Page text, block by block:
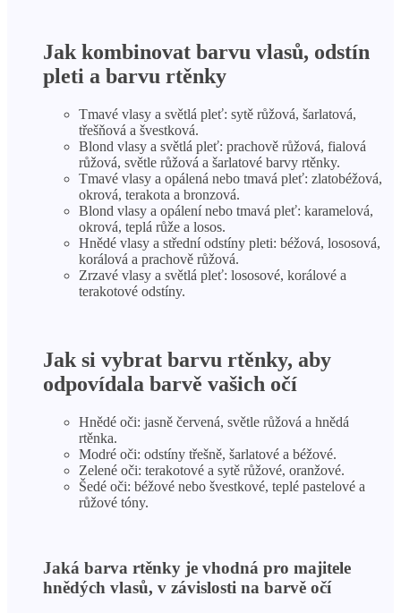
Jak kombinovat barvu vlasů, odstín
pleti a barvu rtěnky
Tmavé vlasy a světlá pleť: sytě růžová, šarlatová,
třešňová a švestková.
Blond vlasy a světlá pleť: prachově růžová, fialová
růžová, světle růžová a šarlatové barvy rtěnky.
Tmavé vlasy a opálená nebo tmavá pleť: zlatobéžová,
okrová, terakota a bronzová.
Blond vlasy a opálení nebo tmavá pleť: karamelová,
okrová, teplá růže a losos.
Hnědé vlasy a střední odstíny pleti: béžová, lososová,
korálová a prachově růžová.
Zrzavé vlasy a světlá pleť: lososové, korálové a
terakotové odstíny.
Jak si vybrat barvu rtěnky, aby
odpovídala barvě vašich očí
Hnědé oči: jasně červená, světle růžová a hnědá
rtěnka.
Modré oči: odstíny třešně, šarlatové a béžové.
Zelené oči: terakotové a sytě růžové, oranžové.
Šedé oči: béžové nebo švestkové, teplé pastelové a
růžové tóny.
Jaká barva rtěnky je vhodná pro majitele
hnědých vlasů, v závislosti na barvě očí